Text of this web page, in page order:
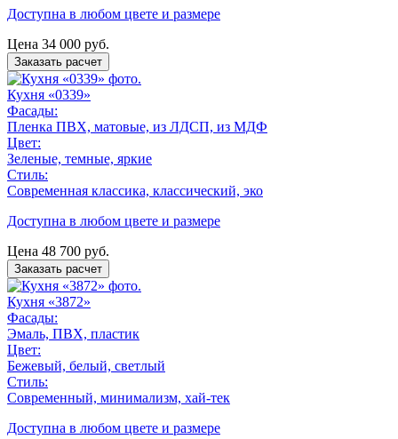
Доступна в любом цвете и размере
Цена 34 000 руб.
Заказать расчет
Кухня «0339»
Фасады:
Пленка ПВХ, матовые, из ЛДСП, из МДФ
Цвет:
Зеленые, темные, яркие
Стиль:
Современная классика, классический, эко
Доступна в любом цвете и размере
Цена 48 700 руб.
Заказать расчет
Кухня «3872»
Фасады:
Эмаль, ПВХ, пластик
Цвет:
Бежевый, белый, светлый
Стиль:
Современный, минимализм, хай-тек
Доступна в любом цвете и размере